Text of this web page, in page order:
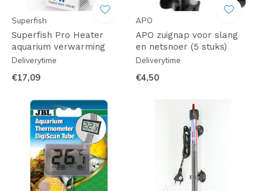
Superfish
Superfish Pro Heater
aquarium verwarming
Deliverytime
€17,09
APO
APO zuignap voor slang
en netsnoer (5 stuks)
Deliverytime
€4,50